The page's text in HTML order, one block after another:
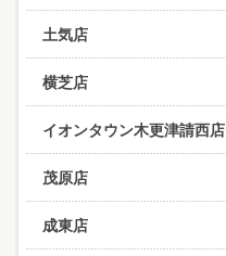
土気店
横芝店
イオンタウン木更津請西店
茂原店
成東店